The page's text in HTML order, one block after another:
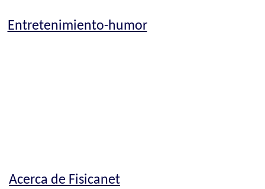
Entretenimiento-humor
Acerca de Fisicanet